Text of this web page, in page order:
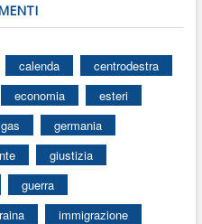
calenda
centrodestra
economia
esteri
gas
germania
giustizia
guerra
immigrazione